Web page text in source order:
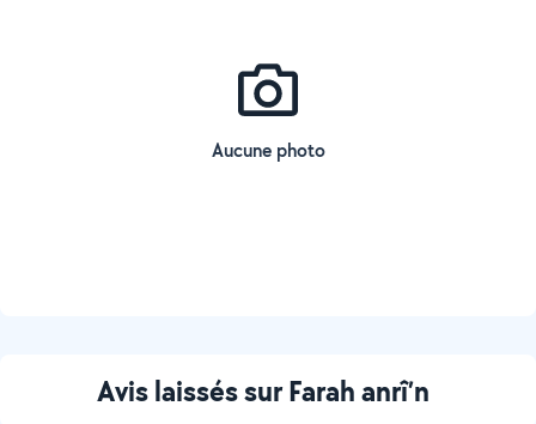
Aucune photo
Avis laissés sur Farah anrî’n